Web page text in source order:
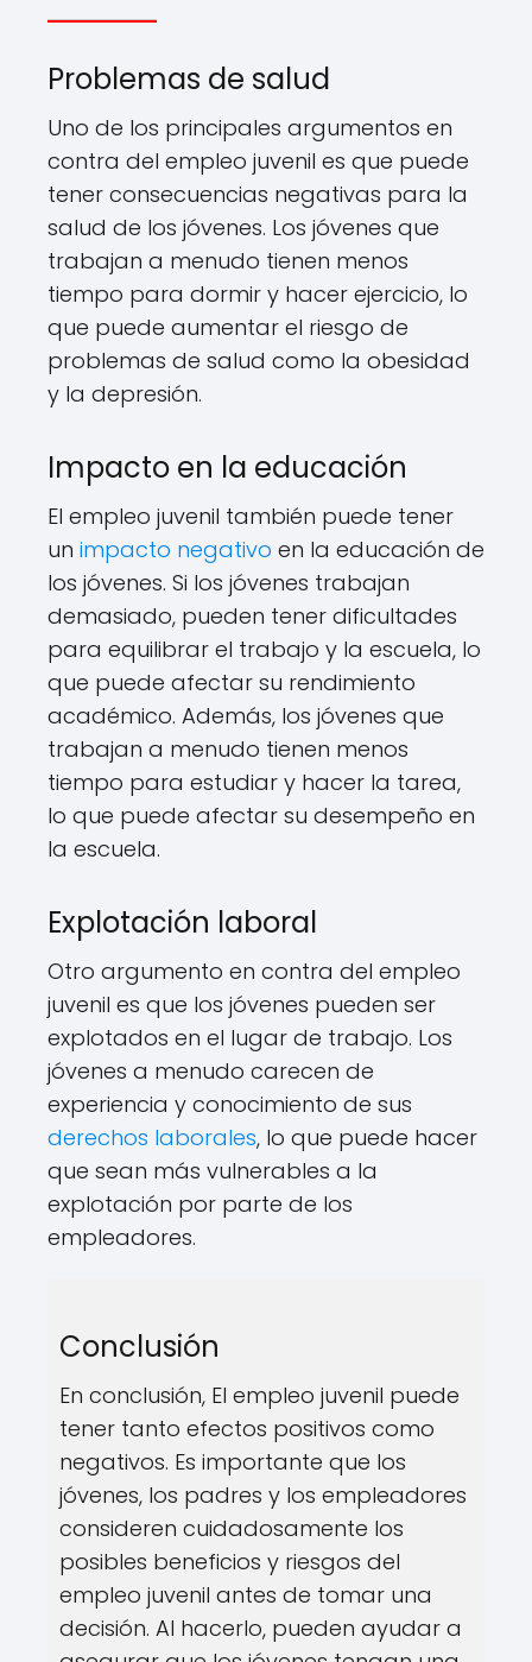
Problemas de salud
Uno de los principales argumentos en
contra del empleo juvenil es que puede
tener consecuencias negativas para la
salud de los jóvenes. Los jóvenes que
trabajan a menudo tienen menos
tiempo para dormir y hacer ejercicio, lo
que puede aumentar el riesgo de
problemas de salud como la obesidad
y la depresión.
Impacto en la educación
El empleo juvenil también puede tener
un impacto negativo en la educación de
los jóvenes. Si los jóvenes trabajan
demasiado, pueden tener dificultades
para equilibrar el trabajo y la escuela, lo
que puede afectar su rendimiento
académico. Además, los jóvenes que
trabajan a menudo tienen menos
tiempo para estudiar y hacer la tarea,
lo que puede afectar su desempeño en
la escuela.
Explotación laboral
Otro argumento en contra del empleo
juvenil es que los jóvenes pueden ser
explotados en el lugar de trabajo. Los
jóvenes a menudo carecen de
experiencia y conocimiento de sus
derechos laborales, lo que puede hacer
que sean más vulnerables a la
explotación por parte de los
empleadores.
Conclusión
En conclusión, El empleo juvenil puede
tener tanto efectos positivos como
negativos. Es importante que los
jóvenes, los padres y los empleadores
consideren cuidadosamente los
posibles beneficios y riesgos del
empleo juvenil antes de tomar una
decisión. Al hacerlo, pueden ayudar a